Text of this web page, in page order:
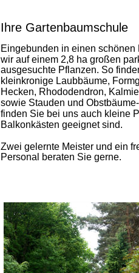
Ihre Gartenbaumschule
Eingebunden in einen
wir auf einem 2,8 ha großen
ausgesuchte Pflanzen. So
kleinkronige Laubbäume,
Hecken, Rhododendron,
sowie Stauden und
finden Sie bei uns auch kleine
Balkonkästen geeignet sind.
Zwei gelernte Meister und ein
Personal beraten Sie gerne.